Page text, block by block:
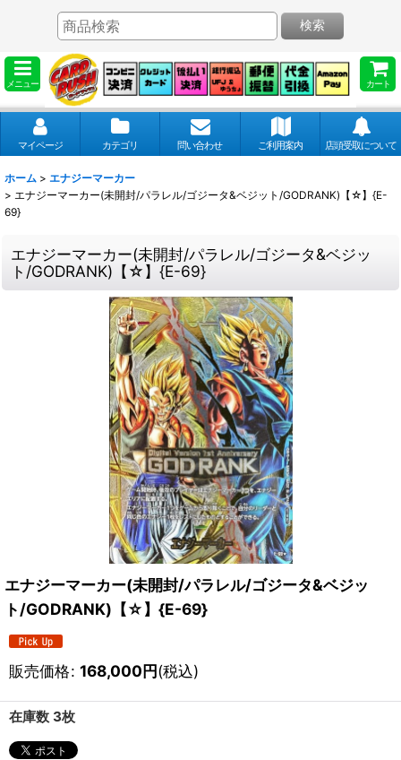
メニュー カート
検索
マイページ カテゴリ 問い合わせ ご利用案内 店頭受取について
ホーム > エナジーマーカー
> エナジーマーカー(未開封/パラレル/ゴジータ&ベジット/GODRANK)【☆】{E-
69}
エナジーマーカー(未開封/パラレル/ゴジータ&ベジッ
ト/GODRANK)【☆】{E-69}
エナジーマーカー(未開封/パラレル/ゴジータ&ベジッ
ト/GODRANK)【☆】{E-69}
販売価格: 168,000円(税込)
在庫数 3枚